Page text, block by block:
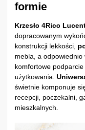
formie
Krzesło 4Rico
dopracowanym
konstrukcji lekkości,
mebla, a
komfortowe
użytkowania.
świetnie komponuje
recepcji, poczekalni,
mieszkalnych.